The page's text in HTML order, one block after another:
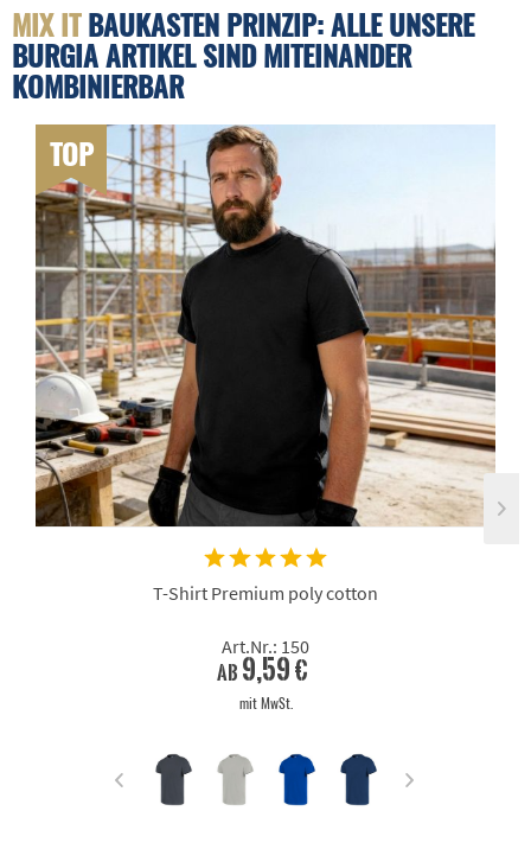
MIX ITBAUKASTEN PRINZIP: ALLE UNSERE
BURGIA ARTIKEL SIND MITEINANDER
KOMBINIERBAR
TOP
T-Shirt Premium poly cotton
Art.Nr.: 150
ab 9,59 €
mit MwSt.